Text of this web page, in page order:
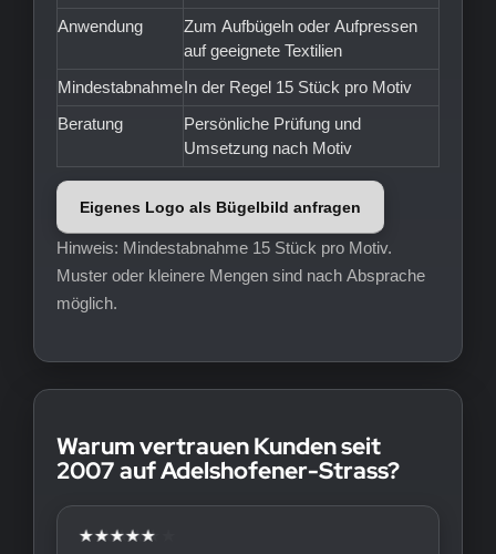
Anwendung
Zum Aufbügeln oder Aufpressen
auf geeignete Textilien
MindestabnahmeIn der Regel 15 Stück pro Motiv
Beratung
Persönliche Prüfung und
Umsetzung nach Motiv
Eigenes Logo als Bügelbild anfragen
Hinweis: Mindestabnahme 15 Stück pro Motiv.
Muster oder kleinere Mengen sind nach Absprache
möglich.
Warum vertrauen Kunden seit
2007 auf Adelshofener-Strass?
★★★★★